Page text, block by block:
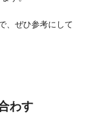
、ぜひ参考にして
わす